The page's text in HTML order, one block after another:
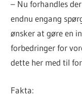
– Nu forhandles
endnu engang
ønsker at gøre en
forbedringer for
dette her med til
Fakta: